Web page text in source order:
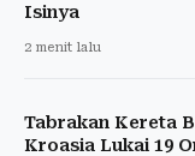
Isinya
2 menit lalu
Tabrakan Kereta
Kroasia Lukai 19